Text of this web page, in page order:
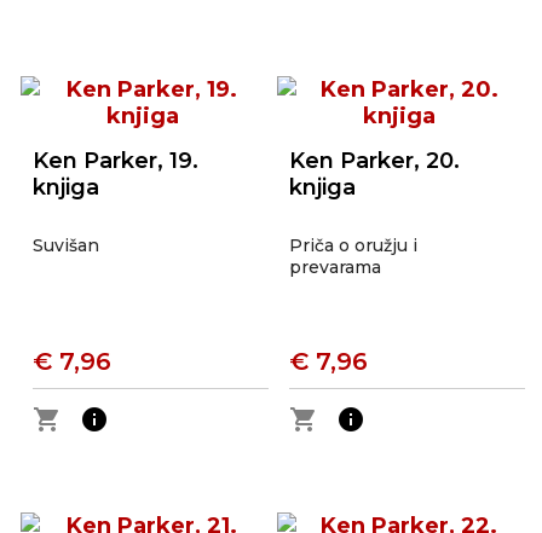
Ken Parker, 19.
knjiga
Suvišan
€ 7,96
shopping_cart
info
Ken Parker, 20.
knjiga
Priča o oružju i
prevarama
€ 7,96
shopping_cart
info